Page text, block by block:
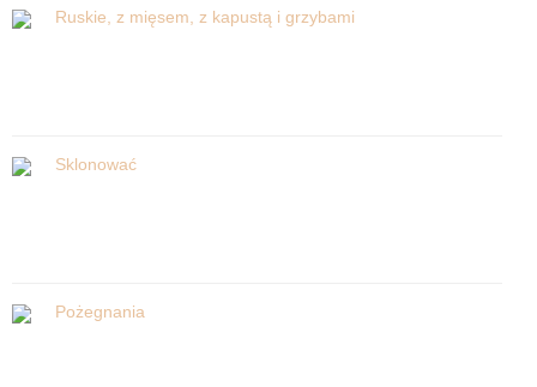
Ruskie, z mięsem, z kapustą i grzybami
Sklonować
Pożegnania